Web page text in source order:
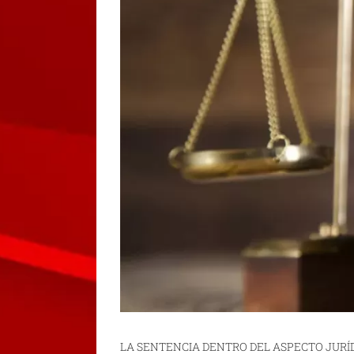
LA SENTENCIA DENTRO DEL ASPECTO